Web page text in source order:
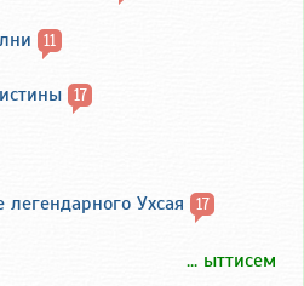
11
17
Ухсая 17
... ыттисем